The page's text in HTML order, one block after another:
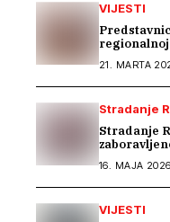
VIJESTI
21. MARTA
Stradanje
Stradanje
16. MAJA
VIJESTI